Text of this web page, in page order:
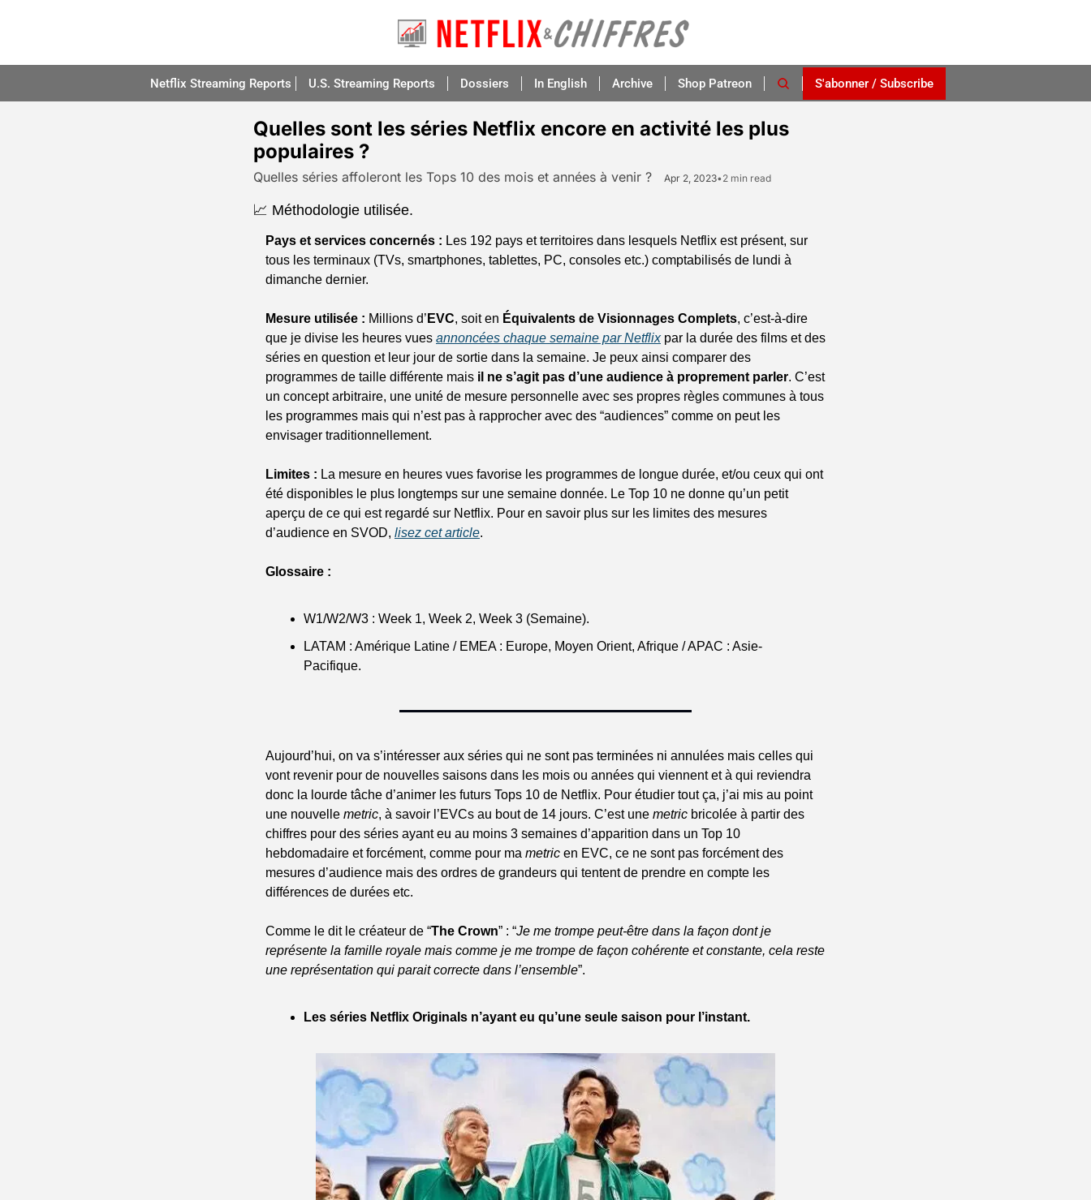
Netflix Streaming Reports U.S. Streaming Reports Dossiers In English Archive Shop Patreon S'abonner / Subscribe
Quelles sont les séries Netflix encore en activité les plus
populaires ?
Quelles séries affoleront les Tops 10 des mois et années à venir ? Apr 2, 2023•2 min read
📈 Méthodologie utilisée.
Pays et services concernés : Les 192 pays et territoires dans lesquels Netflix est présent, sur
tous les terminaux (TVs, smartphones, tablettes, PC, consoles etc.) comptabilisés de lundi à
dimanche dernier.
Mesure utilisée : Millions d’ EVC, soit en Équivalents de Visionnages Complets, c’est-à-dire
que je divise les heures vues annoncées chaque semaine par Netflix par la durée des films et des
séries en question et leur jour de sortie dans la semaine. Je peux ainsi comparer des
programmes de taille différente mais il ne s’agit pas d’une audience à proprement parler. C’est
un concept arbitraire, une unité de mesure personnelle avec ses propres règles communes à tous
les programmes mais qui n’est pas à rapprocher avec des “audiences” comme on peut les
envisager traditionnellement.
Limites : La mesure en heures vues favorise les programmes de longue durée, et/ou ceux qui ont
été disponibles le plus longtemps sur une semaine donnée. Le Top 10 ne donne qu’un petit
aperçu de ce qui est regardé sur Netflix. Pour en savoir plus sur les limites des mesures
d’audience en SVOD, lisez cet article.
Glossaire :
W1/W2/W3 : Week 1, Week 2, Week 3 (Semaine).
LATAM : Amérique Latine / EMEA : Europe, Moyen Orient, Afrique / APAC : Asie-
Pacifique.
Aujourd’hui, on va s’intéresser aux séries qui ne sont pas terminées ni annulées mais celles qui
vont revenir pour de nouvelles saisons dans les mois ou années qui viennent et à qui reviendra
donc la lourde tâche d’animer les futurs Tops 10 de Netflix. Pour étudier tout ça, j’ai mis au point
une nouvelle metric, à savoir l’EVCs au bout de 14 jours. C’est une metric bricolée à partir des
chiffres pour des séries ayant eu au moins 3 semaines d’apparition dans un Top 10
hebdomadaire et forcément, comme pour ma metric en EVC, ce ne sont pas forcément des
mesures d’audience mais des ordres de grandeurs qui tentent de prendre en compte les
différences de durées etc.
Comme le dit le créateur de “The Crown” : “Je me trompe peut-être dans la façon dont je
représente la famille royale mais comme je me trompe de façon cohérente et constante, cela reste
une représentation qui parait correcte dans l’ensemble”.
Les séries Netflix Originals n’ayant eu qu’une seule saison pour l’instant.